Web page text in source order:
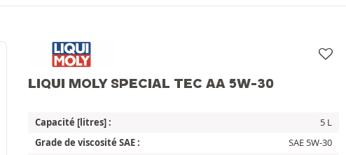
LIQUI MOLY SPECIAL TEC AA 5W-30
Capacité [litres] :
5 L
Grade de viscosité SAE :
SAE 5W-30